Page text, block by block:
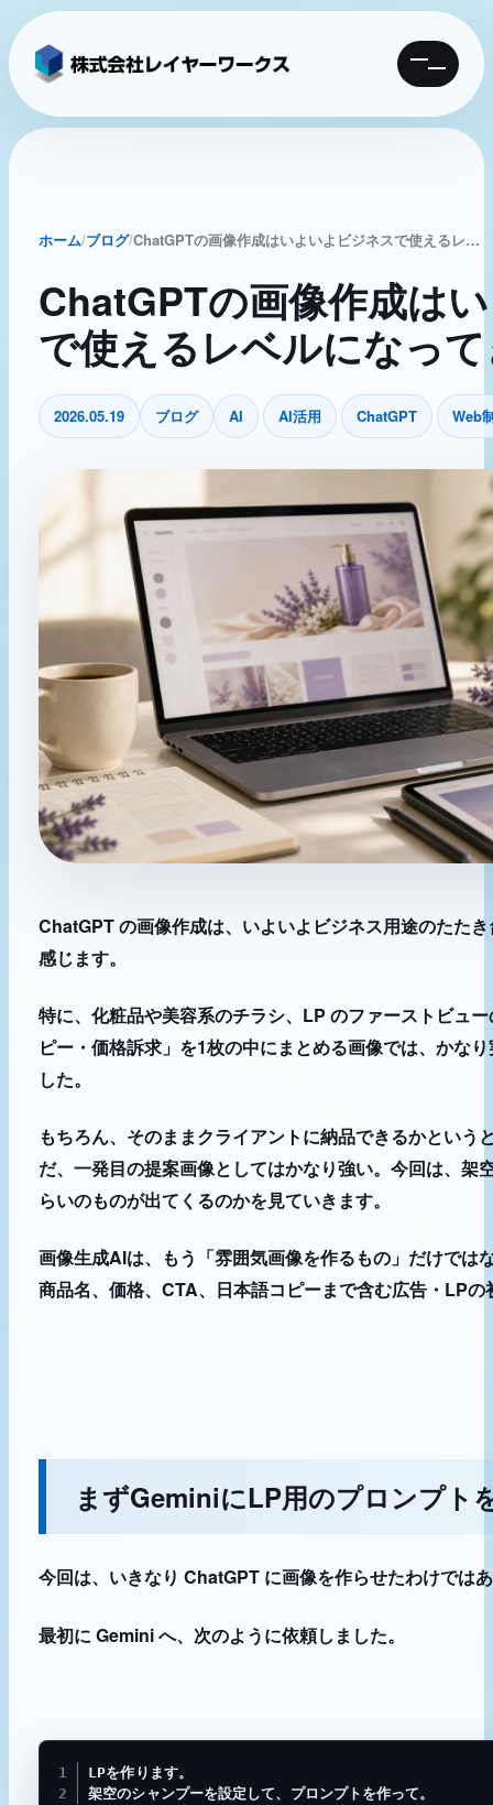
MENU
ホーム ブログ ChatGPTの画像作成はいよいよビジネスで使えるレベルになってきた
ChatGPTの画像作成は
で使えるレベルになっ
2026.05.19 ブログ AI AI活用 ChatGPT Web
ChatGPT の画像作成は、いよいよビジネス用途のたた
感じます。
特に、化粧品や美容系のチラシ、LP のファーストビュ
ピー・価格訴求」を1枚の中にまとめる画像では、かな
した。
もちろん、そのままクライアントに納品できるかという
だ、一発目の提案画像としてはかなり強い。今回は、架
らいのものが出てくるのかを見ていきます。
画像生成AIは、もう「雰囲気画像を作るもの」だけでは
商品名、価格、CTA、日本語コピーまで含む広告・LP
まずGeminiにLP用のプロンプト
今回は、いきなり ChatGPT に画像を作らせたわけでは
最初に Gemini へ、次のように依頼しました。
LPを作ります。
架空のシャンプーを設定して、プロンプトを作って。